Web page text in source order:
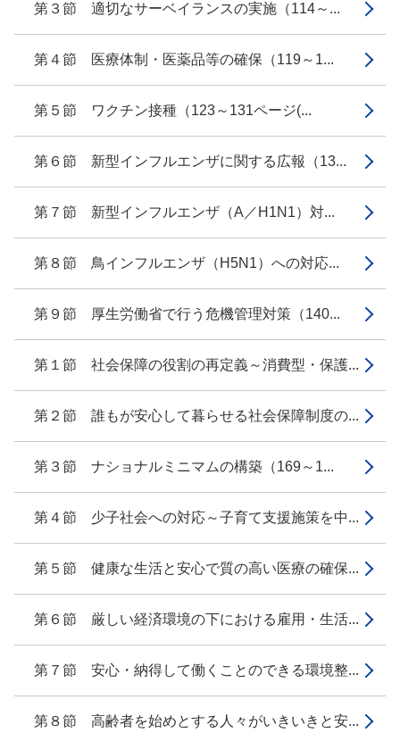
第３節 適切なサーベイランスの実施（114～...
第４節 医療体制・医薬品等の確保（119～1...
第５節 ワクチン接種（123～131ページ(...
第６節 新型インフルエンザに関する広報（13...
第７節 新型インフルエンザ（A／H1N1）対...
第８節 鳥インフルエンザ（H5N1）への対応...
第９節 厚生労働省で行う危機管理対策（140...
第１節 社会保障の役割の再定義～消費型・保護...
第２節 誰もが安心して暮らせる社会保障制度の...
第３節 ナショナルミニマムの構築（169～1...
第４節 少子社会への対応～子育て支援施策を中...
第５節 健康な生活と安心で質の高い医療の確保...
第６節 厳しい経済環境の下における雇用・生活...
第７節 安心・納得して働くことのできる環境整...
第８節 高齢者を始めとする人々がいきいきと安...